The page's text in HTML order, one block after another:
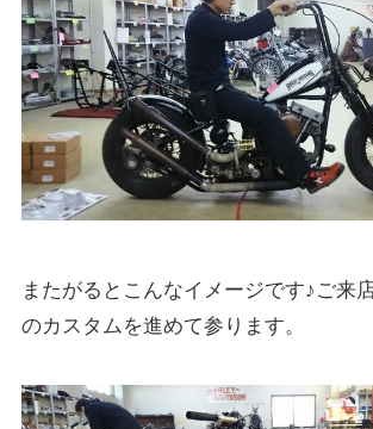
またがるとこんなイメージです♪ご来
のカスタムを進めて参ります。